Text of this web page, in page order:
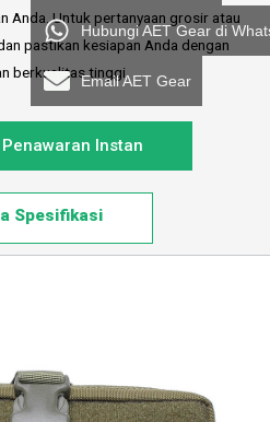
Anda. Untuk pertanyaan grosir atau
pastikan kesiapan Anda dengan
berkualitas tinggi.
Instan
Spesifikasi
Hubungi AET Gear di
Email AET Gear